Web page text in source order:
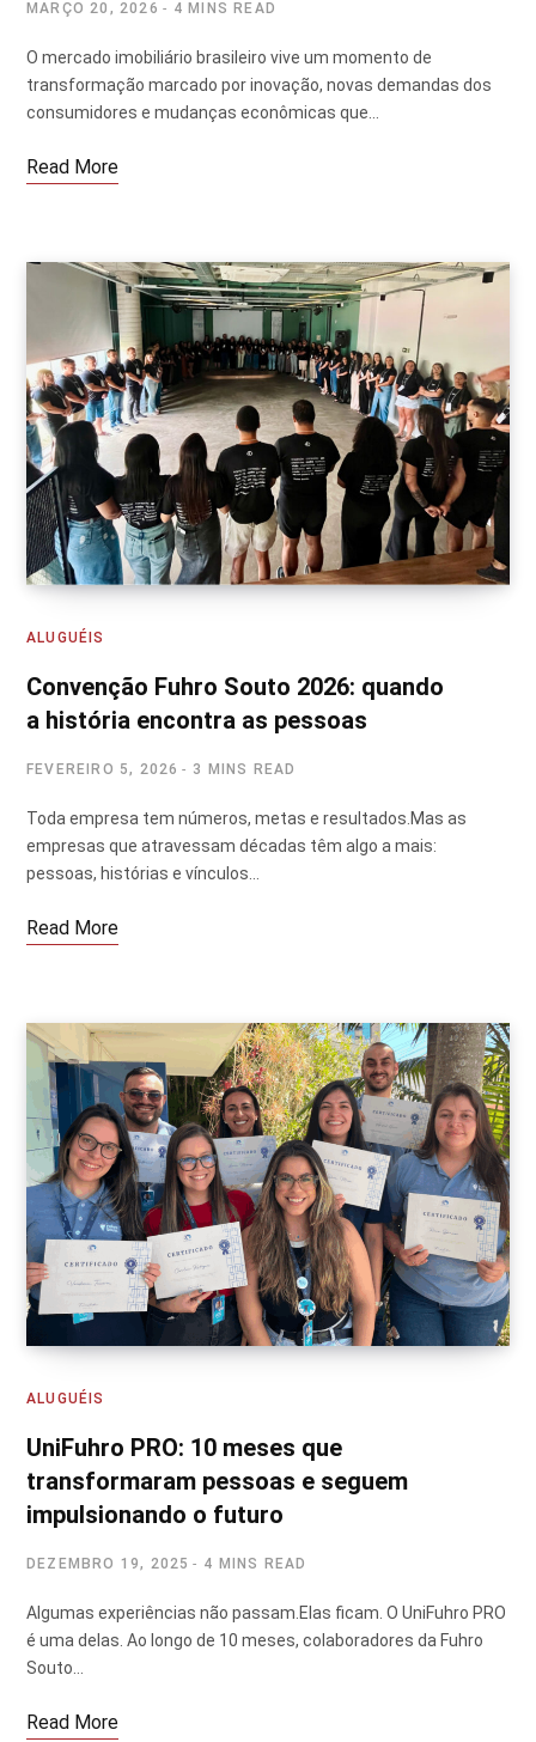
MARÇO 20, 2026 4 MINS READ
O mercado imobiliário brasileiro vive um momento de
transformação marcado por inovação, novas demandas dos
consumidores e mudanças econômicas que…
Read More
ALUGUÉIS
Convenção Fuhro Souto 2026: quando
a história encontra as pessoas
FEVEREIRO 5, 2026 3 MINS READ
Toda empresa tem números, metas e resultados.Mas as
empresas que atravessam décadas têm algo a mais:
pessoas, histórias e vínculos…
Read More
ALUGUÉIS
UniFuhro PRO: 10 meses que
transformaram pessoas e seguem
impulsionando o futuro
DEZEMBRO 19, 2025 4 MINS READ
Algumas experiências não passam.Elas ficam. O UniFuhro PRO
é uma delas. Ao longo de 10 meses, colaboradores da Fuhro
Souto…
Read More